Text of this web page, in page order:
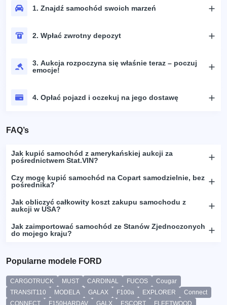
1. Znajdź samochód swoich marzeń
2. Wpłać zwrotny depozyt
3. Aukcja rozpoczyna się właśnie teraz – poczuj
emocje!
4. Opłać pojazd i oczekuj na jego dostawę
FAQ’s
Jak kupić samochód z amerykańskiej aukcji za
pośrednictwem Stat.VIN?
Czy mogę kupić samochód na Copart samodzielnie, bez
pośrednika?
Jak obliczyć całkowity koszt zakupu samochodu z
aukcji w USA?
Jak zaimportować samochód ze Stanów Zjednoczonych
do mojego kraju?
Popularne modele FORD
CARGOTRUCK MUST CARDINAL FUCOS
Cougar
TRANSIT110
MODELA GALAX F100a EXPLORER
Connect
CONNECT
F150HARDAV GALX ESCORT
FLEETWOOD